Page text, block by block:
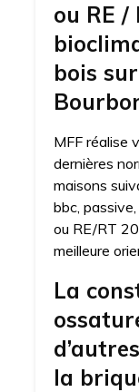
ou RE /
bois
MFF réalise
dernières
maisons
bbc,
ou RE/RT
meilleure
La
la